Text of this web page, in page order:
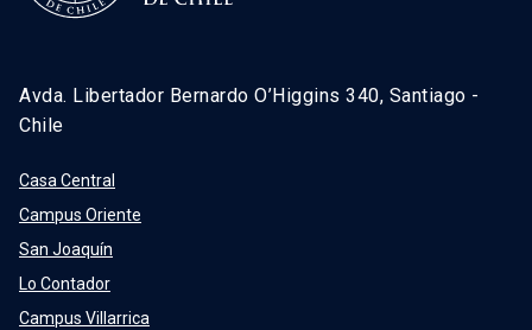
Avda. Libertador Bernardo O’Higgins 340, Santiago -
Chile
Casa Central
Campus Oriente
San Joaquín
Lo Contador
Campus Villarrica